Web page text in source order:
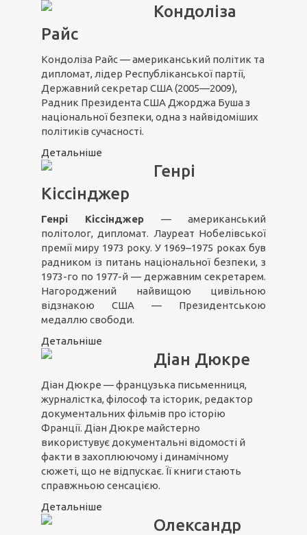
Кондоліза
Райс
Кондоліза Райс — американський політик та
дипломат, лідер Республіканської партії,
Державний секретар США (2005—2009),
Радник Президента США Джорджа Буша з
національної безпеки, одна з найвідоміших
політиків сучасності.
Детальніше
Генрі
Кіссінджер
Генрі Кіссінджер — американський
політолог, дипломат. Лауреат Нобелівської
премії миру 1973 року. У 1969–1975 роках був
радником із питань національної безпеки, з
1973-го по 1977-й — державним секретарем.
Нагороджений найвищою цивільною
відзнакою США — Президентською
медаллю свободи.
Детальніше
Діан Дюкре
Діан Дюкре — французька письменниця,
журналістка, філософ та історик, редактор
документальних фільмів про історію
Франції. Діан Дюкре майстерно
використувує документальні відомості й
факти в захоплюючому і динамічному
сюжеті, що не відпускає. Її книги стають
справжньою сенсацією.
Детальніше
Олександр